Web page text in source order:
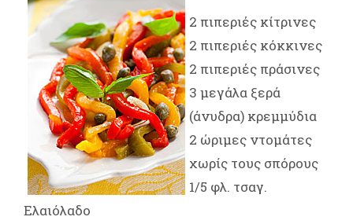
2 πιπεριές κίτρινες
2 πιπεριές κόκκινες
2 πιπεριές πράσινες
3 μεγάλα ξερά
(άνυδρα) κρεμμύδια
2 ώριμες ντομάτες
χωρίς τους σπόρους
1/5 φλ. τσαγ.
Ελαιόλαδο